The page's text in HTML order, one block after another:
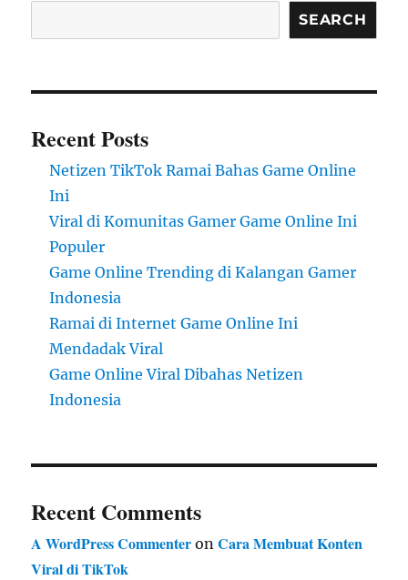
SEARCH
Recent Posts
Netizen TikTok Ramai Bahas Game Online
Ini
Viral di Komunitas Gamer Game Online Ini
Populer
Game Online Trending di Kalangan Gamer
Indonesia
Ramai di Internet Game Online Ini
Mendadak Viral
Game Online Viral Dibahas Netizen
Indonesia
Recent Comments
A WordPress Commenter onCara Membuat Konten
Viral di TikTok